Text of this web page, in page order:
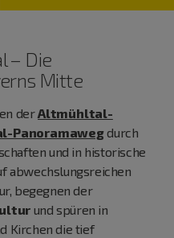
– Die
Mitte
derAltmühltal-
Panoramawegdurch
und in historische
abwechslungsreichen
begegnen der
und spüren in
Kirchen die tief